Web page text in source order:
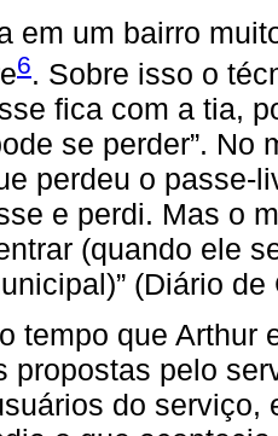
em um bairro
6. Sobre isso o
fica com a tia,
se perder”. No
perdeu o passe-
e perdi. Mas o
(quando ele
(Diário de
tempo que Arthur
propostas pelo
do serviço,